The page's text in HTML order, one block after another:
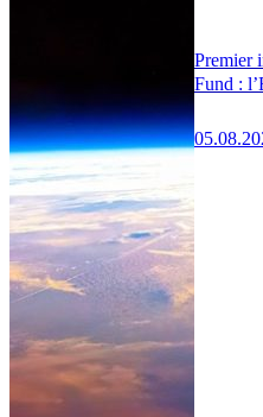
Premier
Fund :